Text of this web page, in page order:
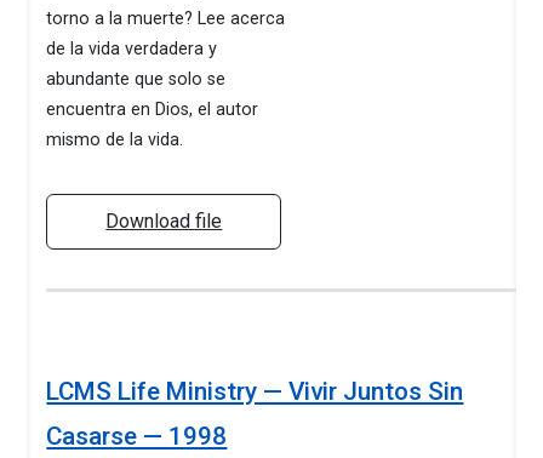
torno a la muerte? Lee acerca
de la vida verdadera y
abundante que solo se
encuentra en Dios, el autor
mismo de la vida.
Download file
LCMS Life Ministry — Vivir Juntos Sin
Casarse — 1998